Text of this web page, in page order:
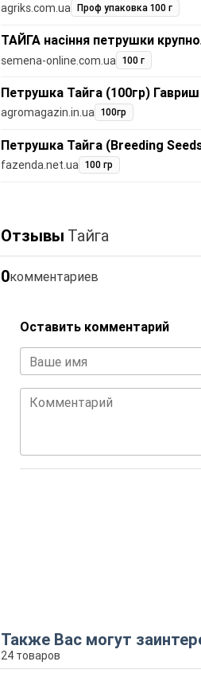
agriks.com.ua Проф упаковка 100 г
ТАЙГА насіння петрушки
semena-online.com.ua 100 г
Петрушка Тайга (100гр) Гавриш
agromagazin.in.ua 100гр
Петрушка Тайга (Breeding
fazenda.net.ua 100 гр
Отзывы Тайга
0комментариев
Оставить комментарий
Ваше имя
Комментарий
Также Вас могут
24 товаров